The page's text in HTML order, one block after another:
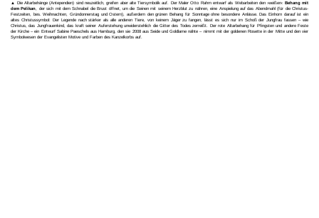
▲ Die Altarbehänge (Antependien) sind neuzeitlich, greifen aber alte Tiersymbolik auf. Der Maler Otto Rahm entwarf als Webarbeiten den ›weißen‹
Behang mit
dem Pelikan , der sich mit dem Schnabel die Brust öffnet, um die Seinen mit seinem Herzblut zu nähren, eine Anspielung auf das Abendmahl (für die Christus-
Festzeiten, bes. Weihnachten, Gründonnerstag und Ostern), außerdem den grünen Behang für Sonntage ohne besondere Anlässe. Das Einhorn darauf ist ein
altes Christussymbol: Der Legende nach stärker als alle anderen Tiere, von keinem Jäger zu fangen, lässt es sich nur im Schoß der Jungfrau fassen – wie
Christus, das Jungfrauenkind, das kraft seiner Auferstehung unwiderstehlich die Gitter des Todes zerreißt. Der rote Altarbehang für Pfingsten und andere Feste
der Kirche – ein Entwurf Sabine Paeschels aus Hamburg, den sie 2008 aus Seide und Goldlame nähte – nimmt mit der goldenen Rosette in der Mitte und den vier
Symbolwesen der Evangelisten Motive und Farben des Kanzelkorbs auf.